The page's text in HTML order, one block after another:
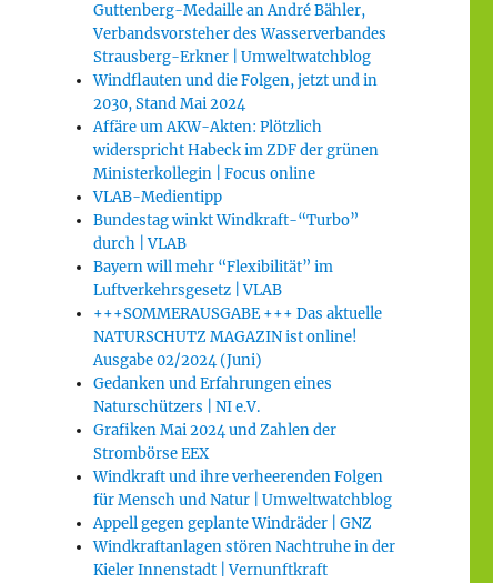
Guttenberg-Medaille an André Bähler,
Verbandsvorsteher des Wasserverbandes
Strausberg-Erkner | Umweltwatchblog
Windflauten und die Folgen, jetzt und in
2030, Stand Mai 2024
Affäre um AKW-Akten: Plötzlich
widerspricht Habeck im ZDF der grünen
Ministerkollegin | Focus online
VLAB-Medientipp
Bundestag winkt Windkraft-“Turbo”
durch | VLAB
Bayern will mehr “Flexibilität” im
Luftverkehrsgesetz | VLAB
+++SOMMERAUSGABE +++ Das aktuelle
NATURSCHUTZ MAGAZIN ist online!
Ausgabe 02/2024 (Juni)
Gedanken und Erfahrungen eines
Naturschützers | NI e.V.
Grafiken Mai 2024 und Zahlen der
Strombörse EEX
Windkraft und ihre verheerenden Folgen
für Mensch und Natur | Umweltwatchblog
Appell gegen geplante Windräder | GNZ
Windkraftanlagen stören Nachtruhe in der
Kieler Innenstadt | Vernunftkraft